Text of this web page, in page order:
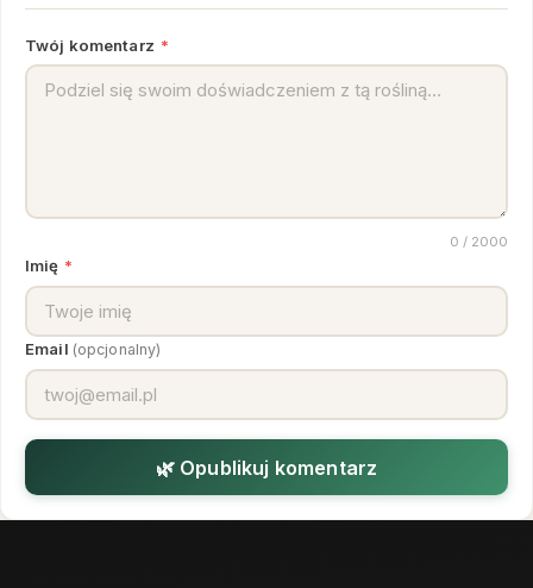
Twój komentarz *
0 / 2000
Imię *
Email (opcjonalny)
🌿 Opublikuj komentarz